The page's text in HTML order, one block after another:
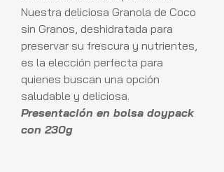
Nuestra deliciosa Granola de Coco
sin Granos, deshidratada para
preservar su frescura y nutrientes,
es la elección perfecta para
quienes buscan una opción
saludable y deliciosa.
Presentación en bolsa doypack
con 230g